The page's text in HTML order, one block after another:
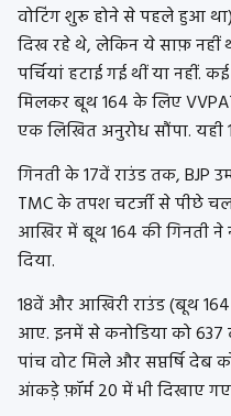
वोटिंग शुरू होने से पहले हुआ
दिख रहे थे, लेकिन ये साफ़ नहीं
पर्चियां हटाई गई थीं या नहीं.
मिलकर बूथ 164 के लिए
एक लिखित अनुरोध सौंपा. यही
गिनती के 17वें राउंड तक, BJP
TMC के तपश चटर्जी से पीछे
आखिर में बूथ 164 की गिनती
दिया.
18वें और आखिरी राउंड (बूथ
आए. इनमें से कनोडिया को 637
पांच वोट मिले और सप्तर्षि देब
आंकड़े फ़ॉर्म 20 में भी दिखाए